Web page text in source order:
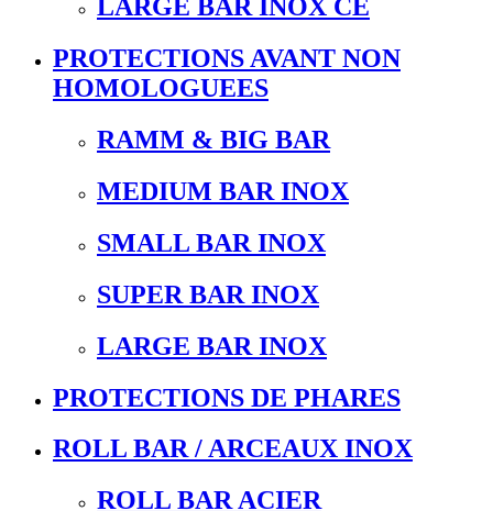
LARGE BAR INOX CE
PROTECTIONS AVANT NON
HOMOLOGUEES
RAMM & BIG BAR
MEDIUM BAR INOX
SMALL BAR INOX
SUPER BAR INOX
LARGE BAR INOX
PROTECTIONS DE PHARES
ROLL BAR / ARCEAUX INOX
ROLL BAR ACIER